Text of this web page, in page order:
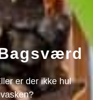
er der ikke hul